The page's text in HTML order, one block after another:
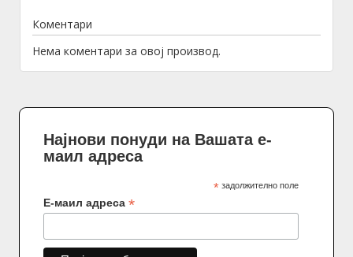
Коментари
Нема коментари за овој производ.
Најнови понуди на Вашата е-
маил адреса
* задолжително поле
Е-маил адреса *